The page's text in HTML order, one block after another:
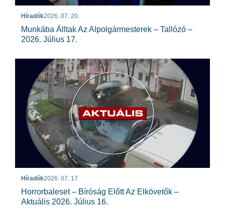
Híradók2026. 07. 20.
Munkába Álltak Az Alpolgármesterek – Tallózó –
2026. Július 17.
Híradók2026. 07. 17.
Horrorbaleset – Bíróság Előtt Az Elkövetők –
Aktuális 2026. Július 16.